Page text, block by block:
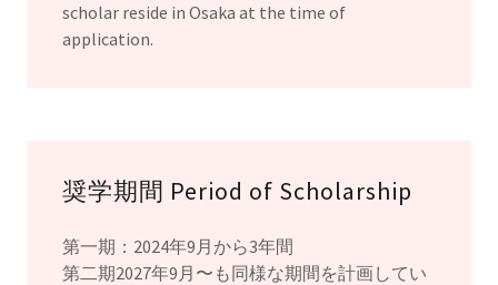
scholar reside in Osaka at the time of
application.
奨学期間 Period of Scholarship
第一期：2024年9月から3年間
第二期2027年9月〜も同様な期間を計画してい